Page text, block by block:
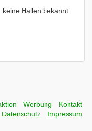
Hallen bekannt!
Werbung
Kontakt
Datenschutz
Impressum